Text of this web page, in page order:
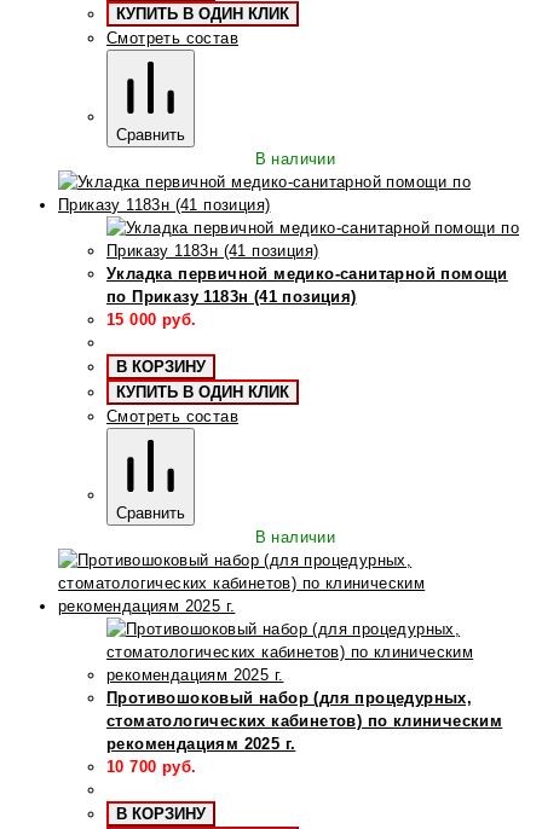
КУПИТЬ В ОДИН КЛИК
Смотреть состав
Сравнить
В наличии
Укладка первичной медико-санитарной помощи
по Приказу 1183н (41 позиция)
15 000 руб.
В КОРЗИНУ
КУПИТЬ В ОДИН КЛИК
Смотреть состав
Сравнить
В наличии
Противошоковый набор (для процедурных,
стоматологических кабинетов) по клиническим
рекомендациям 2025 г.
10 700 руб.
В КОРЗИНУ